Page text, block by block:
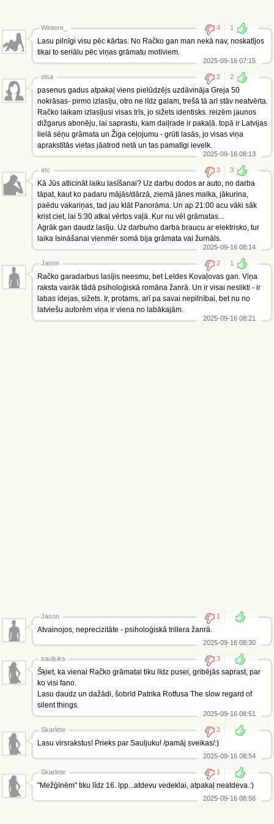
Wintere_ 4 1
Lasu pilnīgi visu pēc kārtas. No Račko gan man nekā nav, noskatījos
tikai to seriālu pēc viņas grāmatu motīviem.
2025-09-16 07:15
elsa 2 2
pasenus gadus atpakaļ viens pielūdzējs uzdāvināja Greja 50
nokrāsas- pirmo izlasīju, otro ne līdz galam, trešā tā arī stāv neatvērta.
Račko laikam izlasījusi visas trīs, jo sižets identisks. reizēm jaunos
dižgarus abonēju, lai saprastu, kam daiļrade ir pakaļā. topā ir Latvijas
lielā sēņu grāmata un Žiga ceļojumu - grūti lasās, jo visas viņa
aprakstītās vietas jāatrod netā un tas pamatīgi ievelk.
2025-09-16 08:13
etc 3 3
Kā Jūs atlicināt laiku lasīšanai? Uz darbu dodos ar auto, no darba
tāpat, kaut ko padaru mājās/dārzā, ziemā jānes malka, jākurina,
paēdu vakariņas, tad jau klāt Panorāma. Un ap 21:00 acu vāki sāk
krist ciet, lai 5:30 atkal vērtos vaļā. Kur nu vēl grāmatas...
Agrāk gan daudz lasīju. Uz darbu/no darba braucu ar elektrisko, tur
laika īsināšanai vienmēr somā bija grāmata vai žurnāls.
2025-09-16 08:14
Jason 2 1
Račko garadarbus lasījis neesmu, bet Leldes Kovaļovas gan. Viņa
raksta vairāk tādā psiholoģiskā romāna žanrā. Un ir visai neslikti - ir
labas idejas, sižets. Ir, protams, arī pa savai nepilnībai, bet nu no
latviešu autorēm viņa ir viena no labākajām.
2025-09-16 08:21
Jason 1
Atvainojos, neprecizitāte - psiholoģiskā trillera žanrā.
2025-09-16 08:30
sauljuks 3
Šķiet, ka vienai Račko grāmatai tiku līdz pusei, gribējās saprast, par
ko visi fano.
Lasu daudz un dažādi, šobrīd Patrika Rotfusa The slow regard of
silent things.
2025-09-16 08:51
Skarlete 2
Lasu virsrakstus! Prieks par Sauljuku! /pamāj sveikas/:)
2025-09-16 08:54
Skarlete 1
"Mežģīnēm" tiku līdz 16. lpp...atdevu vedeklai, atpakaļ neatdeva.:)
2025-09-16 08:56